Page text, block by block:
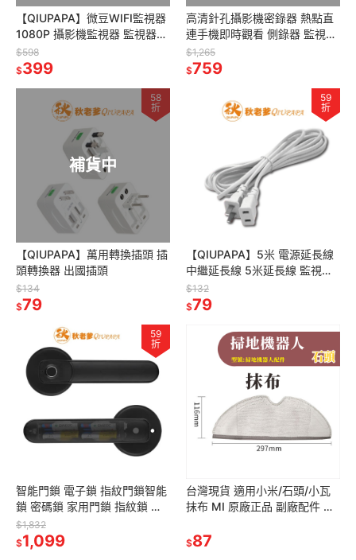
【QIUPAPA】微豆WIFI監視器
1080P 攝影機監視器 監視器
攝影機 針孔攝影機 錄影監視器
遠端監控 攝像頭
$598
$399
高清針孔攝影機密錄器 熱點直
連手機即時觀看 側錄器 監視器
微型攝影機 可錄音錄影 存證 循
環錄影 密錄器
$1,265
$759
補貨中
58
折
【QIUPAPA】萬用轉換插頭 插
頭轉換器 出國插頭
$134
$79
59
折
【QIUPAPA】5米 電源延長線
中繼延長線 5米延長線 監視器
攝影機延長線 電源線 110v支援
台灣兩孔插頭
$132
$79
59
折
智能門鎖 電子鎖 指紋門鎖智能
鎖 密碼鎖 家用門鎖 指紋鎖 房
間門指鎖 辦公室指紋鎖 家用指
紋鎖
$1,832
$1,099
台灣現貨 適用小米/石頭/小瓦
抹布 MI 原廠正品 副廠配件 耗
$87